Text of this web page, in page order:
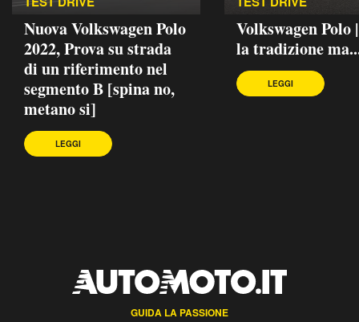
Nuova Volkswagen Polo
2022, Prova su strada
di un riferimento nel
segmento B [spina no,
metano si]
LEGGI
Volkswagen Polo
la tradizione
LEGGI
GUIDA LA PASSIONE